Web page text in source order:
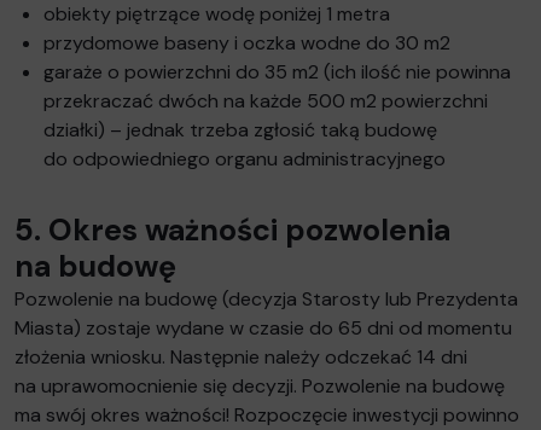
obiekty piętrzące wodę poniżej 1 metra
przydomowe baseny i oczka wodne do 30 m2
garaże o powierzchni do 35 m2 (ich ilość nie powinna
przekraczać dwóch na każde 500 m2 powierzchni
działki) – jednak trzeba zgłosić taką budowę
do odpowiedniego organu administracyjnego
5. Okres ważności pozwolenia
na budowę
Pozwolenie na budowę (decyzja Starosty lub Prezydenta
Miasta) zostaje wydane w czasie do 65 dni od momentu
złożenia wniosku. Następnie należy odczekać 14 dni
na uprawomocnienie się decyzji. Pozwolenie na budowę
ma swój okres ważności! Rozpoczęcie inwestycji powinno